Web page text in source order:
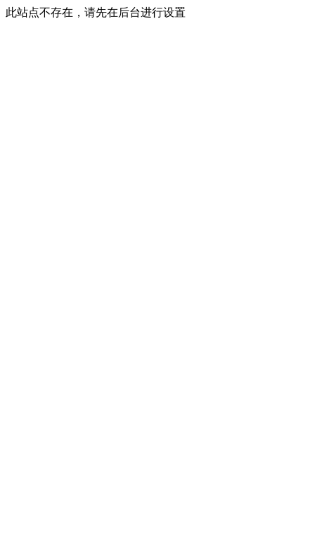
此站点不存在，请先在后台进行设置